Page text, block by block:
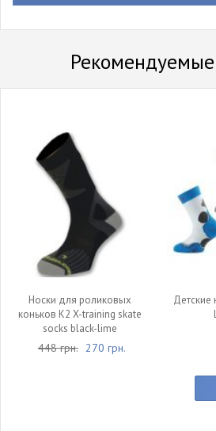
Носки для роликовых
коньков K2 X-training skate
socks black-lime
448 грн. 270 грн.
Детские